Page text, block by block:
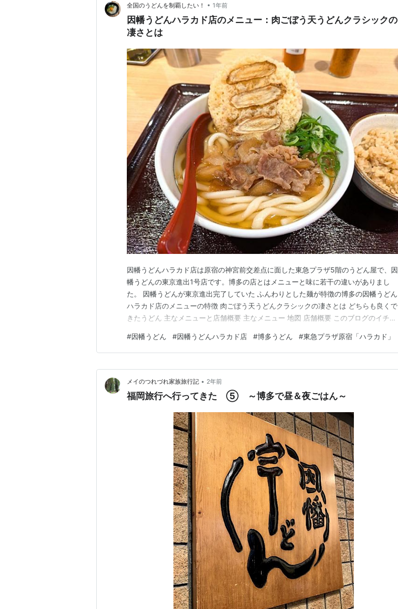
全国のうどんを制覇したい！ • 1年前
因幡うどんハラカド店のメニュー：肉ごぼう天うどんクラシックの
凄さとは
因幡うどんハラカド店は原宿の神宮前交差点に面した東急プラザ5階のうどん屋で、因
幡うどんの東京進出1号店です。博多の店とはメニューと味に若干の違いがありまし
た。 因幡うどんが東京進出完了していた ふんわりとした麺が特徴の博多の因幡うどん
ハラカド店のメニューの特徴 肉ごぼう天うどんクラシックの凄さとは どちらも良くで
きたうどん 主なメニューと店舗概要 主なメニュー 地図 店舗概要 このブログのイチオ
を制覇したい！ 「我が道」を究めたい！ 因幡うどんが東京進出完了していた 最近の東
京のうどん界は博多うどんの進出に関す…
#因幡うどん #因幡うどんハラカド店 #博多うどん #東急プラザ原宿「ハラカド」
メイのつれづれ家族旅行記 • 2年前
福岡旅行へ行ってきた ⑤ ～博多で昼＆夜ごはん～